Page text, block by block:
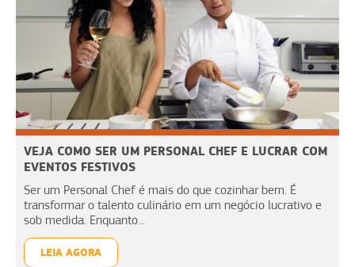
VEJA COMO SER UM PERSONAL CHEF E LUCRAR COM
EVENTOS FESTIVOS
Ser um Personal Chef é mais do que cozinhar bem. É
transformar o talento culinário em um negócio lucrativo e
sob medida. Enquanto...
LEIA AGORA